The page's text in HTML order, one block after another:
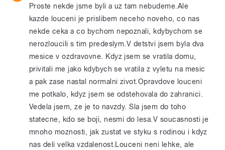
Proste nekde jsme byli a uz tam nebudeme.Ale
kazde louceni je prislibem neceho noveho, co nas
nekde ceka a co bychom nepoznali, kdybychom se
nerozloucili s tim predeslym.V detstvi jsem byla dva
mesice v ozdravovne. Kdyz jsem se vratila domu,
privitali me jako kdybych se vratila z vyletu na mesic
a pak zase nastal normalni zivot.Opravdove louceni
me potkalo, kdyz jsem se odstehovala do zahranici.
Vedela jsem, ze je to navzdy. Sla jsem do toho
statecne, kdo se boji, nesmi do lesa.V soucasnosti je
mnoho moznosti, jak zustat ve styku s rodinou i kdyz
nas deli velka vzdalenost.Louceni neni lehke, ale